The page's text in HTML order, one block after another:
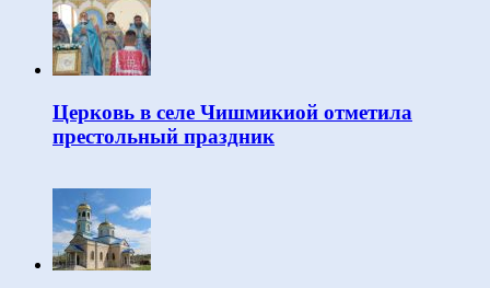
Церковь в селе Чишмикиой отметила
престольный праздник